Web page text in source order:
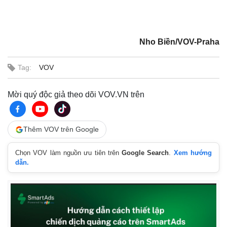
Thế giới
Quan sát
Cuộc sống đó đây
Hồ sơ
Video
E-Magazine
Infographic
Nho Biền/VOV-Praha
Tag: VOV
Mời quý độc giả theo dõi VOV.VN trên
Thêm VOV trên Google
Chọn VOV làm nguồn ưu tiên trênGoogle Search. Xem hướng
dẫn.